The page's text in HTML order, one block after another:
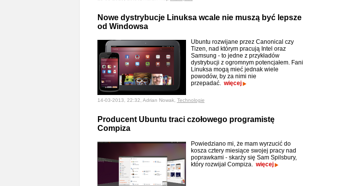
Nowe dystrybucje Linuksa wcale nie muszą być lepsze
od Windowsa
Ubuntu rozwijane przez Canonical czy
Tizen, nad którym pracują Intel oraz
Samsung - to jedne z przykładów
dystrybucji z ogromnym potencjałem. Fani
Linuksa mogą mieć jednak wiele
powodów, by za nimi nie
przepadać. więcej
14-03-2013, 22:32, Adrian Nowak, Technologie
Producent Ubuntu traci czołowego programistę
Compiza
Powiedziano mi, że mam wyrzucić do
kosza cztery miesiące swojej pracy nad
poprawkami - skarży się Sam Spilsbury,
który rozwijał Compiza. więcej